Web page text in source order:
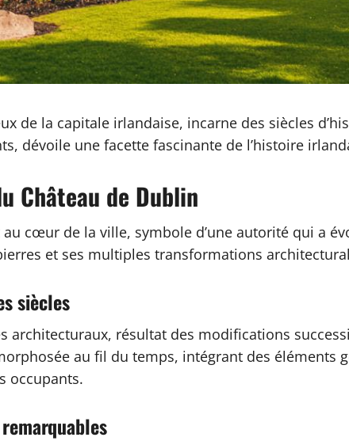
de la capitale irlandaise, incarne des siècles
dévoile une facette fascinante de l’histoire
Château de Dublin
cœur de la ville, symbole d’une autorité qui a
et ses multiples transformations
siècles
architecturaux, résultat des modifications
au fil du temps, intégrant des éléments
occupants.